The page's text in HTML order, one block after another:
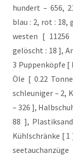
hun­dert – 656,
blau : 2, rot : 18,
wes­ten [
gelöscht : 18 ],
3 Pup­pen­köp­fe [
Öle [ 0.22
schleu­ni­ger – 2,
– 326 ],
88 ],
Kühl­schrän­ke [